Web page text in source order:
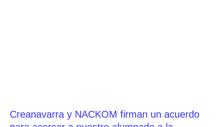
Creanavarra y NACKOM firman un acuerdo